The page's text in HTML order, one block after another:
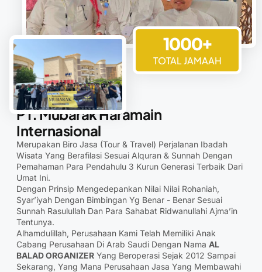
1000+
TOTAL JAMAAH
TENTANG KAMI
PT. Mubarak Haramain
Internasional
Merupakan Biro Jasa (Tour & Travel) Perjalanan Ibadah
Wisata Yang Berafilasi Sesuai Alquran & Sunnah Dengan
Pemahaman Para Pendahulu 3 Kurun Generasi Terbaik Dari
Umat Ini.
Dengan Prinsip Mengedepankan Nilai Nilai Rohaniah,
Syar’iyah Dengan Bimbingan Yg Benar - Benar Sesuai
Sunnah Rasulullah Dan Para Sahabat Ridwanullahi Ajma’in
Tentunya.
Alhamdulillah, Perusahaan Kami Telah Memiliki Anak
Cabang Perusahaan Di Arab Saudi Dengan Nama AL
BALAD ORGANIZER Yang Beroperasi Sejak 2012 Sampai
Sekarang, Yang Mana Perusahaan Jasa Yang Membawahi